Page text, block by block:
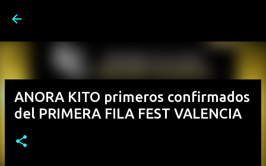
ANORA KITO primeros confirmados
del PRIMERA FILA FEST VALENCIA